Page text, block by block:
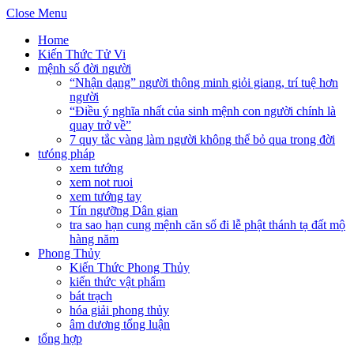
Close Menu
Home
Kiến Thức Tử Vi
mệnh số đời người
“Nhận dạng” người thông minh giỏi giang, trí tuệ hơn
người
“Điều ý nghĩa nhất của sinh mệnh con người chính là
quay trở về”
7 quy tắc vàng làm người không thể bỏ qua trong đời
tưóng pháp
xem tướng
xem not ruoi
xem tướng tay
Tín ngưỡng Dân gian
tra sao hạn cung mệnh căn số đi lễ phật thánh tạ đất mộ
hàng năm
Phong Thủy
Kiến Thức Phong Thủy
kiến thức vật phẩm
bát trạch
hóa giải phong thủy
âm dương tổng luận
tổng hợp